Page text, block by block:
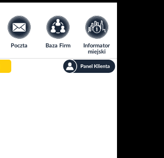
Poczta Baza Firm
Informator
miejski